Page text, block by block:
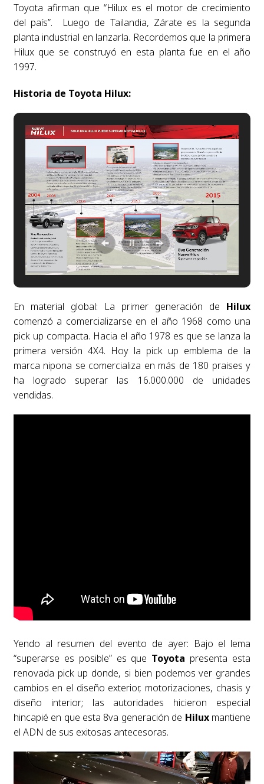
Toyota afirman que “Hilux es el motor de crecimiento
del país”. Luego de Tailandia, Zárate es la segunda
planta industrial en lanzarla. Recordemos que la primera
Hilux que se construyó en esta planta fue en el año
1997.
Historia de Toyota Hilux:
En material global: La primer generación de Hilux
comenzó a comercializarse en el año 1968 como una
pick up compacta. Hacia el año 1978 es que se lanza la
primera versión 4X4. Hoy la pick up emblema de la
marca nipona se comercializa en más de 180 praises y
ha logrado superar las 16.000.000 de unidades
vendidas.
Yendo al resumen del evento de ayer: Bajo el lema
“superarse es posible” es que Toyota presenta esta
renovada pick up donde, si bien podemos ver grandes
cambios en el diseño exterior, motorizaciones, chasis y
diseño interior; las autoridades hicieron especial
hincapié en que esta 8va generación de Hiluxmantiene
el ADN de sus exitosas antecesoras.